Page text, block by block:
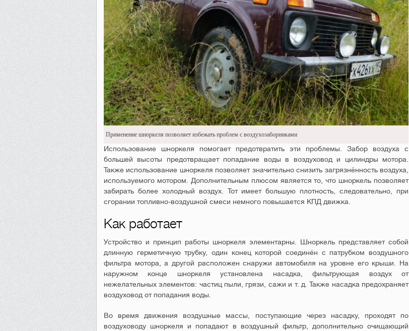
Применение шноркеля позволяет избежать проблем с воздухозаборниками
Использование шноркеля помогает предотвратить эти проблемы. Забор воздуха с
большей высоты предотвращает попадание воды в воздуховод и цилиндры мотора.
Также использование шноркеля позволяет значительно снизить загрязнённость воздуха,
используемого мотором. Дополнительным плюсом является то, что шноркель позволяет
забирать более холодный воздух. Тот имеет большую плотность, следовательно, при
сгорании топливно-воздушной смеси немного повышается КПД движка.
Как работает
Устройство и принцип работы шноркеля элементарны. Шноркель представляет собой
длинную герметичную трубку, один конец которой соединён с патрубком воздушного
фильтра мотора, а другой расположен снаружи автомобиля на уровне его крыши. На
наружном конце шноркеля установлена насадка, фильтрующая воздух от
нежелательных элементов: частиц пыли, грязи, сажи и т. д. Также насадка предохраняет
воздуховод от попадания воды.
Во время движения воздушные массы, поступающие через насадку, проходят по
воздуховоду шноркеля и попадают в воздушный фильтр, дополнительно очищающий